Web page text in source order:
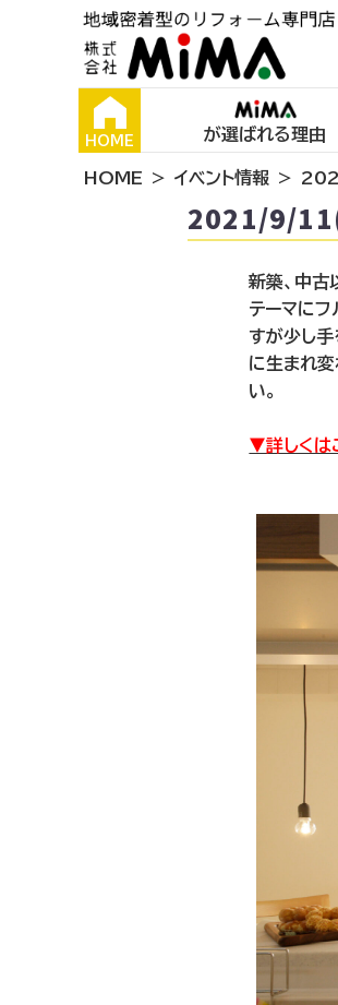
HOME が選ばれる理由
HOME イベント情報
2021/9/11(
新築、中古
テーマにフ
すが少し手
に生まれ
い。
▼詳しくは